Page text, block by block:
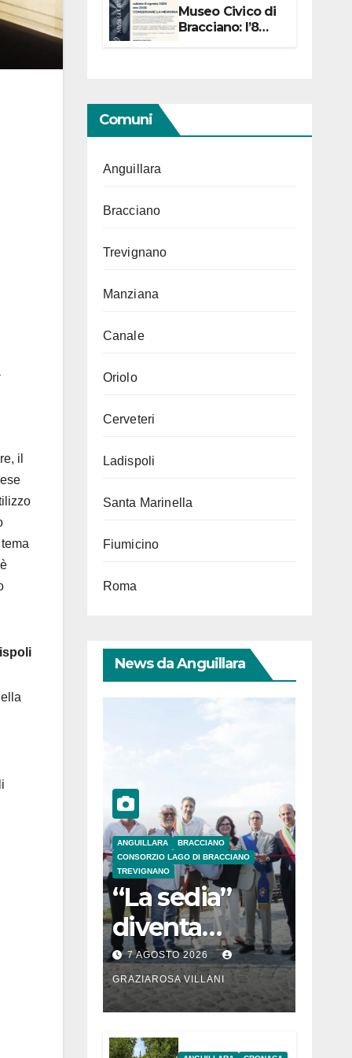
il
è
Museo Civico di
Bracciano: l’8
Comuni
Anguillara
Bracciano
Trevignano
Manziana
Canale
Oriolo
Cerveteri
Ladispoli
Santa Marinella
Fiumicino
Roma
News da Anguillara
ANGUILLARA
BRACCIANO
CONSORZIO LAGO DI BRACCIANO
TREVIGNANO
“La sedia”
diventa
Belvedere sul
lago di
Bracciano: ieri
l’inaugurazion
7 AGOSTO 2026
GRAZIAROSA VILLANI